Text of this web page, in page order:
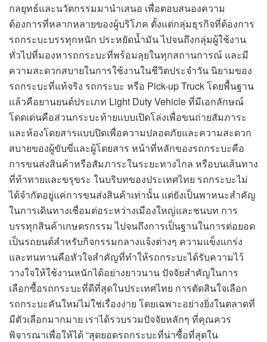
กลยุทธ์และนวัตกรรมมานำเสนอ เพื่อตอบสนองความ
ต้องการที่หลากหลายของผู้บริโภค ตั้งแต่กลุ่มธุรกิจที่ต้องการ
รถกระบะบรรทุกหนัก ประหยัดน้ำมัน ไปจนถึงกลุ่มผู้ใช้งาน
ทั่วไปที่มองหารถกระบะที่พร้อมลุยในทุกสถานการณ์ และมี
ความสะดวกสบายในการใช้งานในชีวิตประจำวัน นิยามของ
รถกระบะที่แท้จริง รถกระบะ หรือ Pick-up Truck โดยพื้นฐาน
แล้วคือยานยนต์ประเภท Light Duty Vehicle ที่มีเอกลักษณ์
โดดเด่นคือส่วนกระบะท้ายแบบเปิดโล่งเพื่อขนถ่ายสัมภาระ
และห้องโดยสารแบบปิดเพื่อความปลอดภัยและความสะดวก
สบายของผู้ขับขี่และผู้โดยสาร หน้าที่หลักของรถกระบะคือ
การขนส่งสินค้าหรือสัมภาระในระยะทางไกล หรือบนเส้นทาง
ที่ท้าทายและขรุขระ ในบริบทของประเทศไทย รถกระบะไม่
ได้จำกัดอยู่แค่การขนส่งสินค้าเท่านั้น แต่ยังเป็นพาหนะสำคัญ
ในการเดินทางเชื่อมต่อระหว่างเมืองใหญ่และชนบท การ
บรรทุกสินค้าเกษตรกรรม ไปจนถึงการเป็นฐานในการต่อยอด
เป็นรถยนต์สำหรับกิจกรรมกลางแจ้งต่างๆ ความแข็งแกร่ง
และทนทานคือหัวใจสำคัญที่ทำให้รถกระบะได้รับความไว้
วางใจให้ใช้งานหนักได้อย่างยาวนาน ปัจจัยสำคัญในการ
เลือกซื้อรถกระบะที่ดีที่สุดในประเทศไทย การตัดสินใจเลือก
รถกระบะคันใหม่ไม่ใช่เรื่องง่าย โดยเฉพาะอย่างยิ่งในตลาดที่
มีตัวเลือกมากมาย เราได้รวบรวมปัจจัยหลักๆ ที่คุณควร
พิจารณาเพื่อให้ได้ “สุดยอดรถกระบะที่น่าซื้อที่สุดใน